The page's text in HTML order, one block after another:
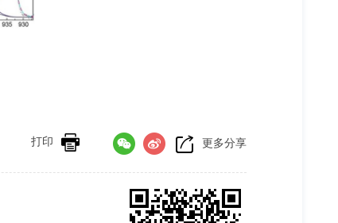
更多分享
打印